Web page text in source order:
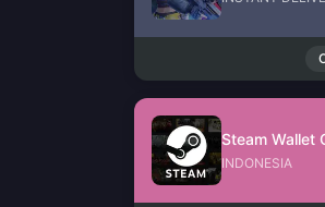
Steam Wallet
INDONESIA